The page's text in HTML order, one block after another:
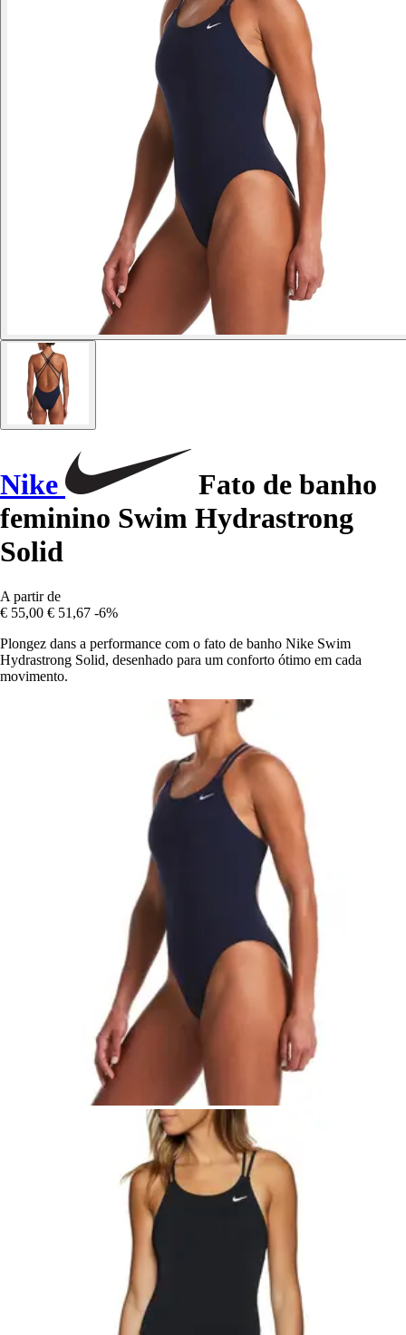
Nike
Fato de banho
feminino Swim Hydrastrong
Solid
A partir de
€ 55,00 € 51,67 -6%
Plongez dans a performance com o fato de banho Nike Swim
Hydrastrong Solid, desenhado para um conforto ótimo em cada
movimento.